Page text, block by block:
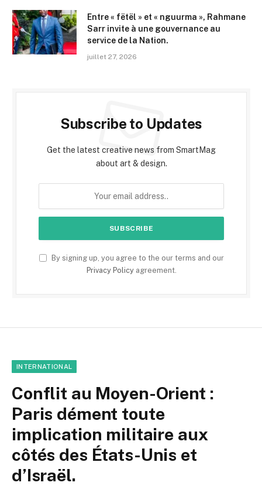
Entre « fëtël » et « nguurma », Rahmane
Sarr invite à une gouvernance au
service de la Nation.
juillet 27, 2026
Subscribe to Updates
Get the latest creative news from SmartMag
about art & design.
By signing up, you agree to the our terms and our
Privacy Policyagreement.
INTERNATIONAL
Conflit au Moyen-Orient :
Paris dément toute
implication militaire aux
côtés des États-Unis et
d’Israël.